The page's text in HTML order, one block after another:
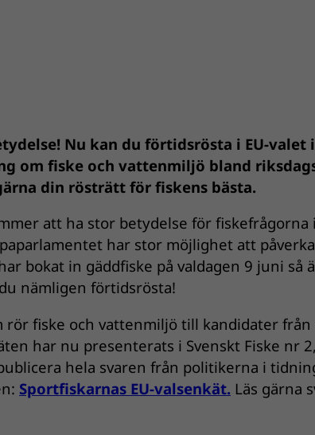
Nu kan du förtidsrösta i EU-
om fiske och vattenmiljö bland
din rösträtt för fiskens bästa.
att ha stor betydelse för fiskefrågorna
har stor möjlighet att
bokat in gäddfiske på valdagen 9 juni så
nämligen förtidsrösta!
rör fiske och vattenmiljö till kandidater från
har nu presenterats i Svenskt Fiske nr
hela svaren från politikerna i
Sportfiskarnas EU-valsenkät. Läs gärna